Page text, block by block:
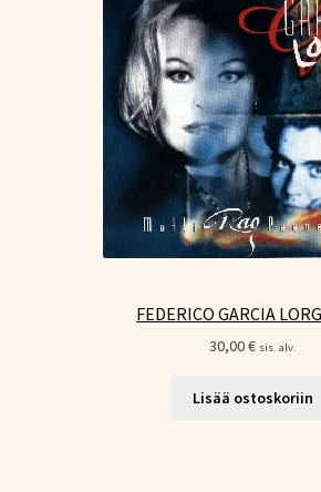
FEDERICO GARCIA
30,00€ sis. alv.
Lisää ostoskoriin